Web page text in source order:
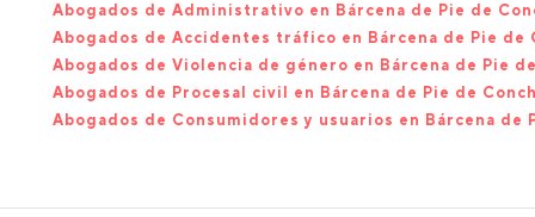
Abogados de Administrativo en Bárcena de Pie de
Abogados de Accidentes tráfico en Bárcena de Pie de
Abogados de Violencia de género en Bárcena de Pie
Abogados de Procesal civil en Bárcena de Pie de
Abogados de Consumidores y usuarios en Bárcena de